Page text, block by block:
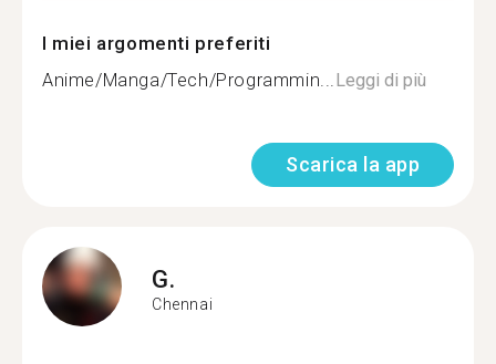
I miei argomenti preferiti
Anime/Manga/Tech/Programmin...Leggi di più
Scarica la app
G.
Chennai